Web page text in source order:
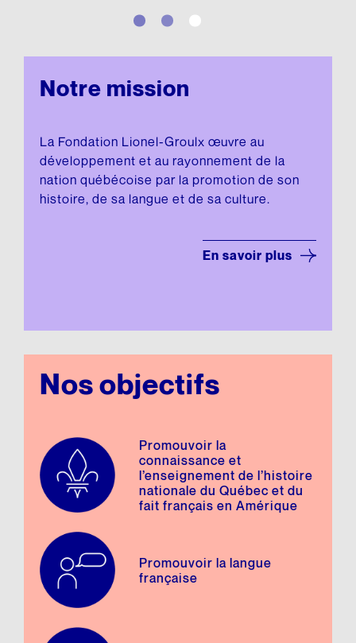
Articles de la Fondation
CULTURE QUÉBÉCOISE
Le prix Jean-Éthier-Blais
EXPOSITIONS
Le métro, véhicule de notre histoire
ARCHIVES AUDIOVISUELLES
Notre mission
La Fondation Lionel-Groulx œuvre au
développement et au rayonnement de la
nation québécoise par la promotion de son
histoire, de sa langue et de sa culture.
En savoir plus
Nos objectifs
Promouvoir la
connaissance et
l’enseignement de l’histoire
nationale du Québec et du
fait français en Amérique
Promouvoir la langue
française